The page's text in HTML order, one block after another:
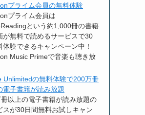
プライム会員の無料体験
プライム会員は
という約1,000冊の書籍
が無料で読めるサービスで30
体験できるキャンペーン中！
Music Primeで音楽も聴き放
Unlimitedの無料体験で200万冊
電子書籍が読み放題
以上の電子書籍が読み放題の
スが30日間無料お試しキャン